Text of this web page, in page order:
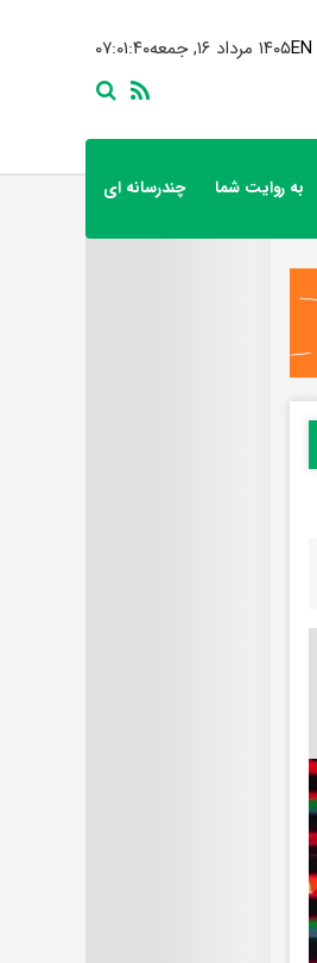
۰۷:۰۱:۴۱ ۱۴۰۵ مرداد ۱۶, جمعهEN
به روایت شما چندرسانه ای